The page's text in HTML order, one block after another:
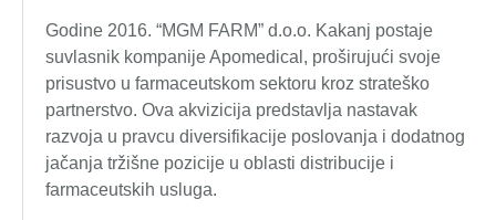
Godine 2016. “MGM FARM” d.o.o. Kakanj postaje
suvlasnik kompanije Apomedical, proširujući svoje
prisustvo u farmaceutskom sektoru kroz strateško
partnerstvo. Ova akvizicija predstavlja nastavak
razvoja u pravcu diversifikacije poslovanja i dodatnog
jačanja tržišne pozicije u oblasti distribucije i
farmaceutskih usluga.